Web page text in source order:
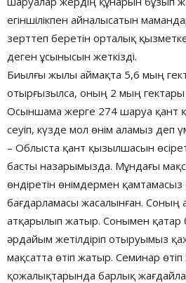
егіншілікпен айналысатын
зерттеп беретін орталық
деген ұсынысын жеткізді.
Биылғы жылы аймақта 5,6 мың
отырғызылса, оның 2 мың гектары
Осыншама жерге 274 шаруа қант
сеуіп, күзде мол өнім аламыз деп
– Облыста қант қызылшасын
басты назарымызда. Мұндағы
өндіретін өнімдермен қамтамасыз
бағдарламасы жасалынған. Соның
атқарылып жатыр. Сонымен қатар
әрдайым жетілдіріп отыруымыз
мақсатта өтіп жатыр. Семинар
қожалықтарында барлық